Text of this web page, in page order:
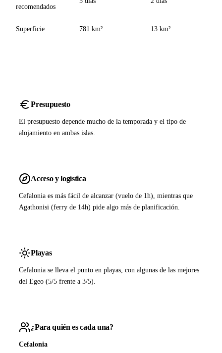
recomendados
Superficie 781 km² 13 km²
Presupuesto
El presupuesto depende mucho de la temporada y el tipo de
alojamiento en ambas islas.
Acceso y logística
Cefalonia es más fácil de alcanzar (vuelo de 1h), mientras que
Agathonisi (ferry de 14h) pide algo más de planificación.
Playas
Cefalonia se lleva el punto en playas, con algunas de las mejores
del Egeo (5/5 frente a 3/5).
¿Para quién es cada una?
Cefalonia